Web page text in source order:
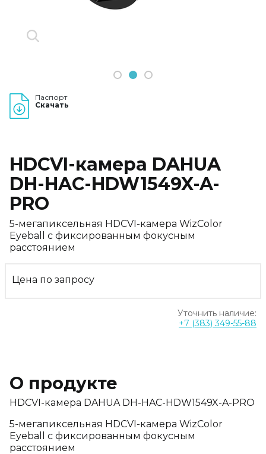
1 2 3
Паспорт
Скачать
HDCVI-камера DAHUA
DH-HAC-HDW1549X-A-
PRO
5-мегапиксельная HDCVI-камера WizColor
Eyeball с фиксированным фокусным
расстоянием
Цена по запросу
Уточнить наличие:
+7 (383) 349-55-88
О продукте
HDCVI-камера DAHUA DH-HAC-HDW1549X-A-PRO
5-мегапиксельная HDCVI-камера WizColor
Eyeball с фиксированным фокусным
расстоянием